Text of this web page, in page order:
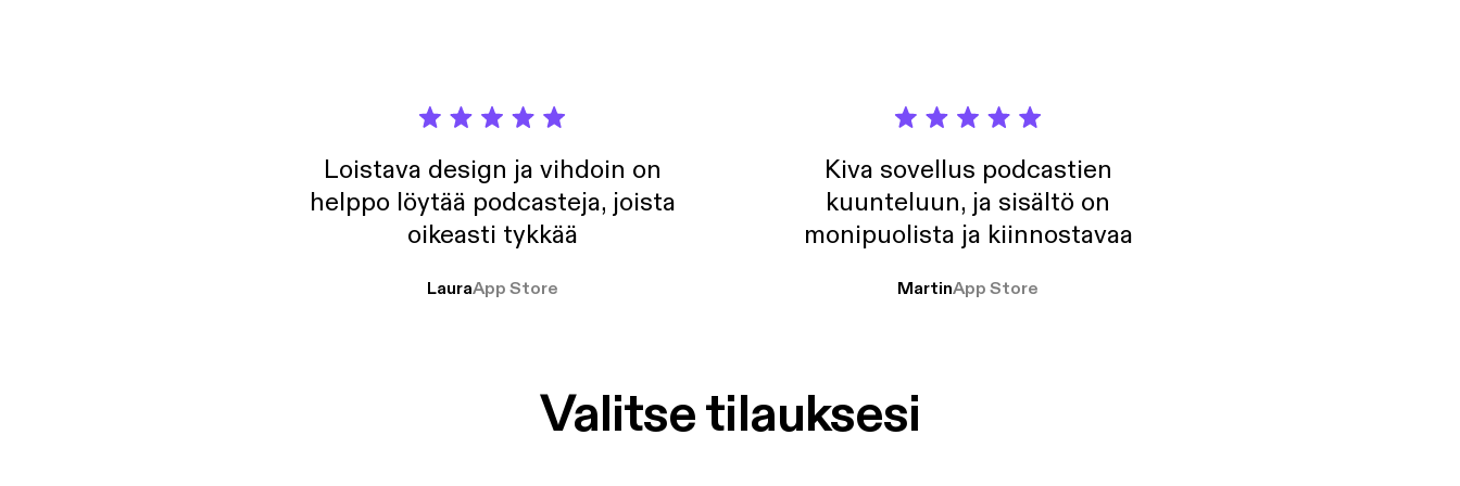
Loistava design ja vihdoin on
helppo löytää podcasteja, joista
oikeasti tykkää
LauraApp Store
Kiva sovellus podcastien
kuunteluun, ja sisältö on
monipuolista ja kiinnostavaa
MartinApp Store
Valitse tilauksesi